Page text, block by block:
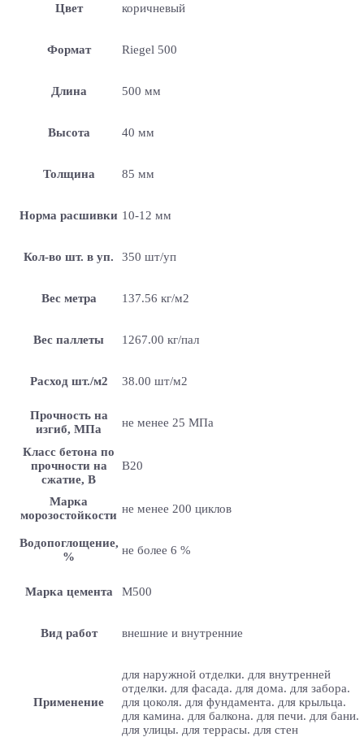
Цвет коричневый
Формат Riegel 500
Длина 500 мм
Высота 40 мм
Толщина 85 мм
Норма расшивки 10-12 мм
Кол-во шт. в уп. 350 шт/уп
Вес метра 137.56 кг/м2
Вес паллеты 1267.00 кг/пал
Расход шт./м2 38.00 шт/м2
Прочность на
изгиб, МПа
не менее 25 МПа
Класс бетона по
прочности на
сжатие, В
B20
Марка
морозостойкости не менее 200 циклов
Водопоглощение,
%
не более 6 %
Марка цемента M500
Вид работ внешние и внутренние
Применение
для наружной отделки. для внутренней
отделки. для фасада. для дома. для забора.
для цоколя. для фундамента. для крыльца.
для камина. для балкона. для печи. для бани.
для улицы. для террасы. для стен